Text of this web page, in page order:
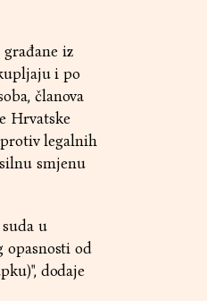
iz
i po
članova
Hrvatske
legalnih
smjenu
u
opasnosti od
dodaje